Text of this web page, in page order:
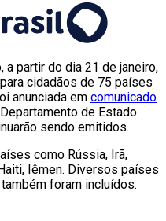
partir do dia 21 de janeiro,
cidadãos de 75 países
anunciada em comunicado
de Estado
sendo emitidos.
como Rússia, Irã,
Iêmen. Diversos países
foram incluídos.